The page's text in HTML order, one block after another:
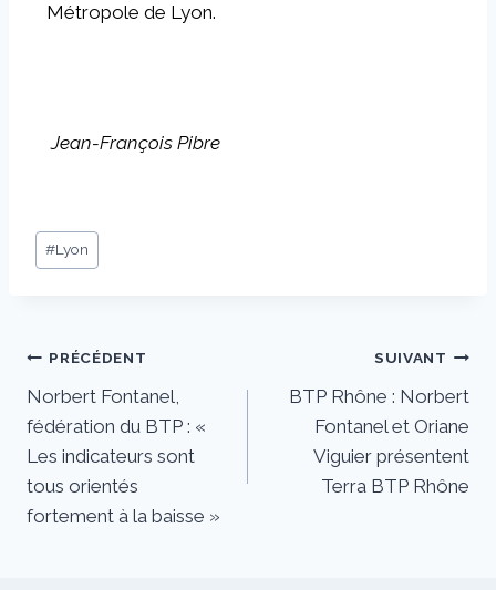
Métropole de Lyon.
Jean-François Pibre
#Lyon
PRÉCÉDENT
Norbert Fontanel,
fédération du BTP : «
Les indicateurs sont
tous orientés
fortement à la baisse »
SUIVANT
BTP Rhône : Norbert
Fontanel et Oriane
Viguier présentent
Terra BTP Rhône